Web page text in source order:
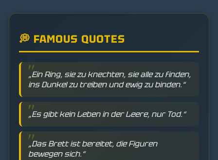
💭 FAMOUS QUOTES
„Ein Ring, sie zu knechten, sie alle zu finden,
ins Dunkel zu treiben und ewig zu binden.“
„Es gibt kein Leben in der Leere, nur Tod.“
„Das Brett ist bereitet, die Figuren
bewegen sich.“